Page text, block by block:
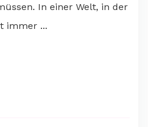
In einer Welt, in der
immer ...